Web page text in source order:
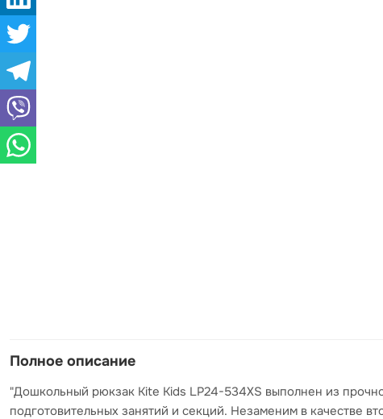
Полное описание
"Дошкольный рюкзак Kite Kids LP24-534XS выполнен из
подготовительных занятий и секций. Незаменим в качестве